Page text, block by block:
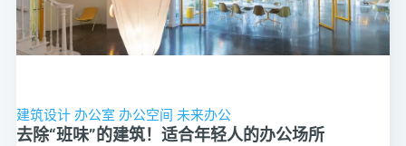
建筑设计 办公室 办公空间 未来办公
去除“班味”的建筑！适合年轻人的办公场所